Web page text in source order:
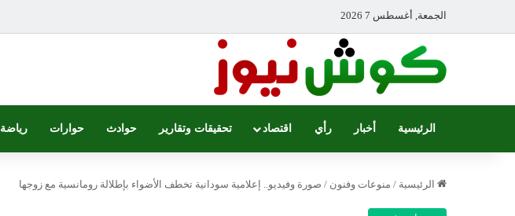
الجمعة, أغسطس 7 2026
الرئيسية أخبار رأي اقتصاد تحقيقات وتقارير حوادث حوارات رياضة
الرئيسية / منوعات وفنون / صورة وفيديو.. إعلامية سودانية تخطف الأضواء بإطلالة رومانسية مع زوجها